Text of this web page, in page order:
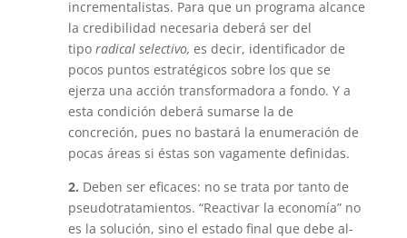
incrementalistas. Para que un programa alcance
la credibilidad necesaria deberá ser del
tipo radi­cal selectivo, es decir, identificador de
pocos puntos estratégicos sobre los que se
ejerza una acción transformadora a fondo. Y a
esta condición deberá sumarse la de
concreción, pues no bastará la enumeración de
pocas áreas si éstas son vagamente definidas.
2. Deben ser eficaces: no se trata por tanto de
pseudotratamientos. “Reactivar la economía” no
es la solución, sino el estado final que debe al­